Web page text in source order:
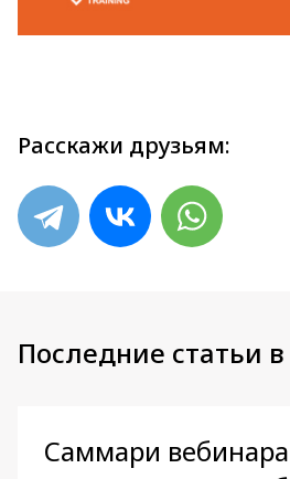
Расскажи друзьям:
Последние статьи в
Саммари